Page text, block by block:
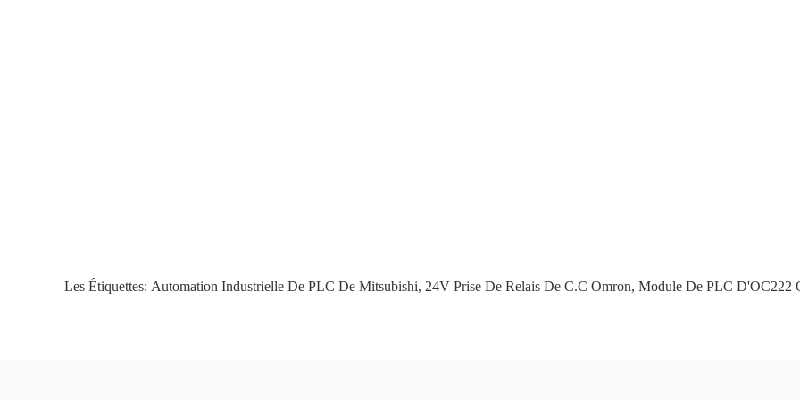
Les Étiquettes: Automation Industrielle De PLC De Mitsubishi, 24V Prise De Relais De C.C Omron, Module De PLC D'OC222